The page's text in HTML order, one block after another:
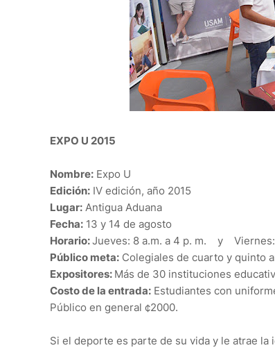
EXPO U 2015
Nombre: Expo U
Edición: IV edición, año 2015
Lugar: Antigua Aduana
Fecha: 13 y 14 de agosto
Horario:Jueves: 8 a.m. a 4 p. m. y Viernes:
Público meta: Colegiales de cuarto y quinto
Expositores: Más de 30 instituciones
Costo de la entrada: Estudiantes con
Público en general ¢2000.
Si el deporte es parte de su vida y le atrae la